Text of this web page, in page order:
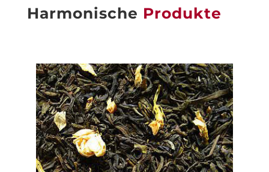
Harmonische Produkte